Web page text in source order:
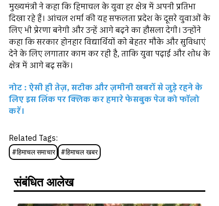
मुख्यमंत्री ने कहा कि हिमाचल के युवा हर क्षेत्र में अपनी प्रतिभा
दिखा रहे हैं। आंचल शर्मा की यह सफलता प्रदेश के दूसरे युवाओं के
लिए भी प्रेरणा बनेगी और उन्हें आगे बढ़ने का हौसला देगी। उन्होंने
कहा कि सरकार होनहार विद्यार्थियों को बेहतर मौके और सुविधाएं
देने के लिए लगातार काम कर रही है, ताकि युवा पढ़ाई और शोध के
क्षेत्र में आगे बढ़ सकें।
नोट : ऐसी ही तेज़, सटीक और ज़मीनी खबरों से जुड़े रहने के
लिए इस लिंक पर क्लिक कर हमारे फेसबुक पेज को फॉलो
करें।
Related Tags:
#हिमाचल समाचार #हिमाचल खबर
संबंधित आलेख